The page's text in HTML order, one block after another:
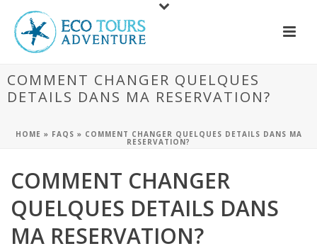
COMMENT CHANGER QUELQUES
DETAILS DANS MA RESERVATION?
HOME » FAQS » COMMENT CHANGER QUELQUES DETAILS DANS MA
RESERVATION?
COMMENT CHANGER
QUELQUES DETAILS DANS
MA RESERVATION?